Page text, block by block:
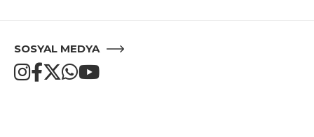
SOSYAL MEDYA